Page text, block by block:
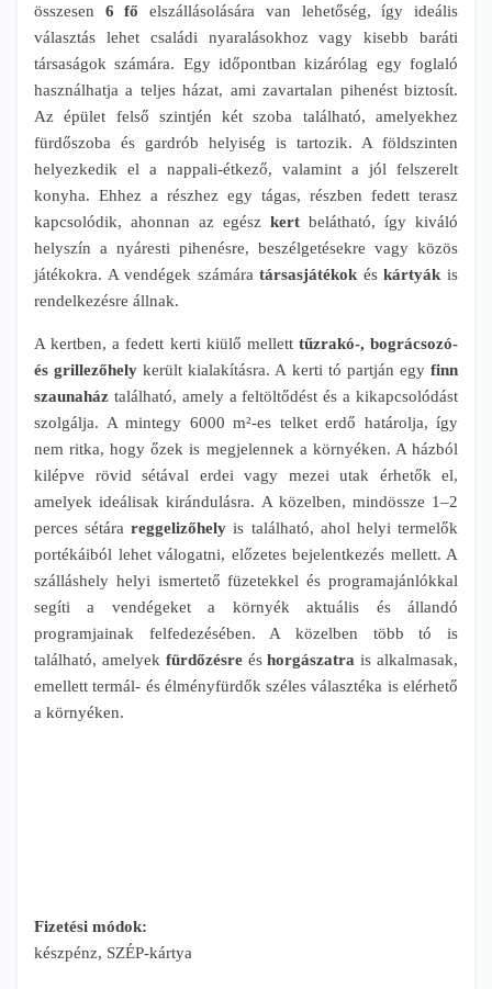
összesen 6 fő elszállásolására van lehetőség, így ideális
választás lehet családi nyaralásokhoz vagy kisebb baráti
társaságok számára. Egy időpontban kizárólag egy foglaló
használhatja a teljes házat, ami zavartalan pihenést biztosít.
Az épület felső szintjén két szoba található, amelyekhez
fürdőszoba és gardrób helyiség is tartozik. A földszinten
helyezkedik el a nappali-étkező, valamint a jól felszerelt
konyha. Ehhez a részhez egy tágas, részben fedett terasz
kapcsolódik, ahonnan az egész kert belátható, így kiváló
helyszín a nyáresti pihenésre, beszélgetésekre vagy közös
játékokra. A vendégek számára társasjátékok éskártyák is
rendelkezésre állnak.
A kertben, a fedett kerti kiülő mellett tűzrakó-, bográcsozó-
és grillezőhely került kialakításra. A kerti tó partján egyfinn
szaunaház található, amely a feltöltődést és a kikapcsolódást
szolgálja. A mintegy 6000 m²-es telket erdő határolja, így
nem ritka, hogy őzek is megjelennek a környéken. A házból
kilépve rövid sétával erdei vagy mezei utak érhetők el,
amelyek ideálisak kirándulásra. A közelben, mindössze 1–2
perces sétárareggelizőhely is található, ahol helyi termelők
portékáiból lehet válogatni, előzetes bejelentkezés mellett. A
szálláshely helyi ismertető füzetekkel és programajánlókkal
segíti a vendégeket a környék aktuális és állandó
programjainak felfedezésében. A közelben több tó is
található, amelyek fürdőzésreéshorgászatra is alkalmasak,
emellett termál- és élményfürdők széles választéka is elérhető
a környéken.
Fizetési módok:
készpénz, SZÉP-kártya